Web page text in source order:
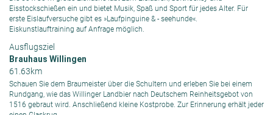
Eisstockschießen ein und bietet Musik, Spaß und Sport für jedes Alter. Für
erste Eislaufversuche gibt es »Laufpinguine & - seehunde«.
Eiskunstlauftraining auf Anfrage möglich.
Ausflugsziel
Brauhaus Willingen
61.63km
Schauen Sie dem Braumeister über die Schultern und erleben Sie bei einem
Rundgang, wie das Willinger Landbier nach Deutschem Reinheitsgebot von
1516 gebraut wird. Anschließend kleine Kostprobe. Zur Erinnerung erhält jeder